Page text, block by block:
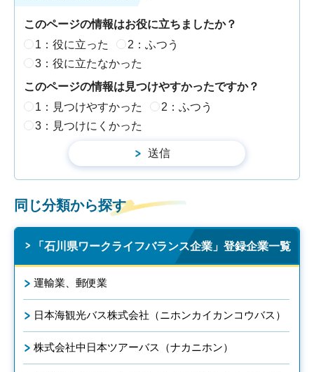
このページの情報はお役に立ちましたか？
1：役に立った
2：ふつう
3：役に立たなかった
このページの情報は見つけやすかったですか？
1：見つけやすかった
2：ふつう
3：見つけにくかった
同じ分類から探す
「石川県ワークライフバランス企業」登録企業一覧
運輸業、郵便業
日本海観光バス株式会社（ニホンカイカンコウバス）
株式会社中日本ツアーバス（ナカニホン）